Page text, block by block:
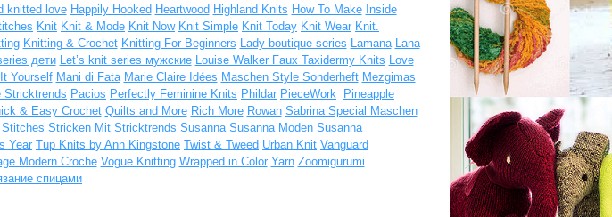
knitted love Happily Hooked Heartwood Highland Knits How To Make Inside
Knit Knit & Mode Knit Now Knit Simple Knit Today Knit Wear Knit.
Knitting & Crochet Knitting For Beginners Lady boutique series Lamana Lana
дети Let’s knit series мужские Louise Walker Faux Taxidermy Knits Love
Yourself Mani di Fata Marie Claire Idées Maschen Style Sonderheft Mezgimas
Stricktrends Pacios Perfectly Feminine Knits Phildar PieceWork
Pineapple
& Easy Crochet Quilts and More Rich More Rowan Sabrina Special Maschen
Stitches Stricken Mit Stricktrends Susanna Susanna Moden Susanna
Year Tup Knits by Ann Kingstone Twist & Tweed Urban Knit Vanguard
Modern Croche Vogue Knitting Wrapped in Color Yarn Zoomigurumi